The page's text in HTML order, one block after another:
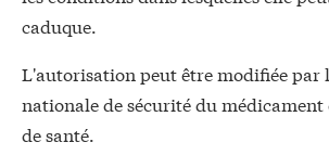
caduque.
L'autorisation peut être modifiée par
nationale de sécurité du
de santé.